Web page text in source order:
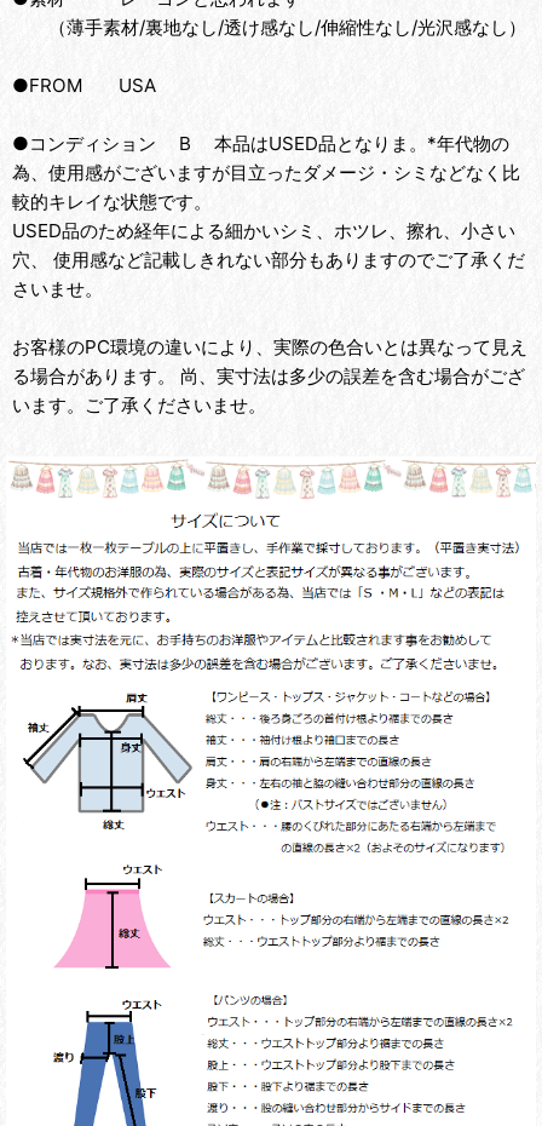
（薄手素材/裏地なし/透け感なし/伸縮性なし/光沢感なし）
●FROM USA
●コンディション B 本品はUSED品となりま。*年代物の
為、使用感がございますが目立ったダメージ・シミなどなく比
較的キレイな状態です。
USED品のため経年による細かいシミ、ホツレ、擦れ、小さい
穴、 使用感など記載しきれない部分もありますのでご了承くだ
さいませ。
お客様のPC環境の違いにより、実際の色合いとは異なって見え
る場合があります。 尚、実寸法は多少の誤差を含む場合がござ
います。ご了承くださいませ。